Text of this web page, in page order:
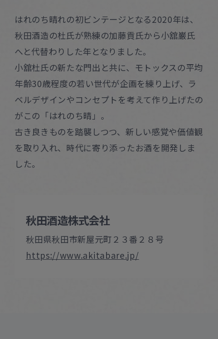
はれのち晴れの初ビンテージとなる2020年は、
秋田酒造の杜氏が熟練の加藤貢氏から小舘巌氏
へと代替わりした年となりました。
小舘杜氏の新たな門出と共に、モトックスの平均
年齢30歳程度の若い世代が企画を練り上げ、ラ
ベルデザインやコンセプトを考えて作り上げたの
がこの「はれのち晴」。
古き良きものを踏襲しつつ、新しい感覚や価値観
を取り入れ、時代に寄り添ったお酒を開発しま
した。
秋田酒造株式会社
秋田県秋田市新屋元町２３番２８号
https://www.akitabare.jp/